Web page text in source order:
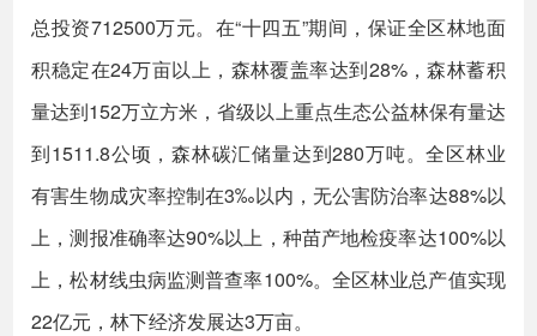
总投资712500万元。在“十四五”期间，保证全区林地面
积稳定在24万亩以上，森林覆盖率达到28%，森林蓄积
量达到152万立方米，省级以上重点生态公益林保有量达
到1511.8公顷，森林碳汇储量达到280万吨。全区林业
有害生物成灾率控制在3‰以内，无公害防治率达88%以
上，测报准确率达90%以上，种苗产地检疫率达100%以
上，松材线虫病监测普查率100%。全区林业总产值实现
22亿元，林下经济发展达3万亩。